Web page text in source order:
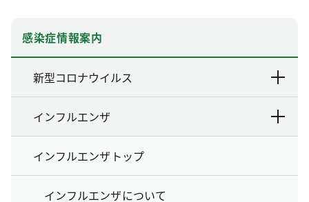
感染症情報案内
新型コロナウイルス
インフルエンザ
インフルエンザトップ
インフルエンザについて